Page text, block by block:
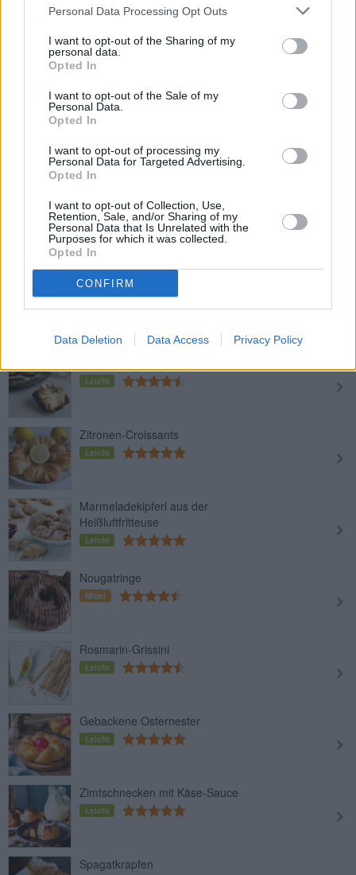
Personal Data Processing Opt Outs
I want to opt-out of the Sharing of my
personal data.
Opted In
I want to opt-out of the Sale of my
Personal Data.
Opted In
I want to opt-out of processing my
Personal Data for Targeted Advertising.
Opted In
I want to opt-out of Collection, Use,
Retention, Sale, and/or Sharing of my
Personal Data that Is Unrelated with the
Purposes for which it was collected.
Opted In
CONFIRM
Data Deletion Data Access Privacy Policy
Mini-Schaumröllchen
Leicht
Meringues
Leicht
Cruffins
Mittel
Funnel Cakes
Leicht
Leicht
Zitronen-Croissants
Leicht
Marmeladekipferl aus der
Heißluftfritteuse
Leicht
Nougatringe
Mittel
Rosmarin-Grissini
Leicht
Gebackene Osternester
Leicht
Zimtschnecken mit Käse-Sauce
Leicht
Spagatkrapfen